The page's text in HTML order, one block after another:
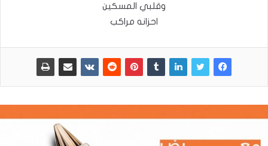
وقلبي المسكين
احزانه مراكب